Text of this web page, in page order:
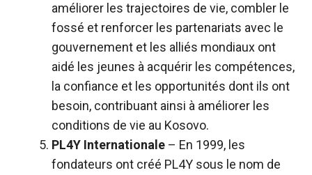
améliorer les trajectoires de vie, combler le
fossé et renforcer les partenariats avec le
gouvernement et les alliés mondiaux ont
aidé les jeunes à acquérir les compétences,
la confiance et les opportunités dont ils ont
besoin, contribuant ainsi à améliorer les
conditions de vie au Kosovo.
PL4Y Internationale – En 1999, les
fondateurs ont créé PL4Y sous le nom de